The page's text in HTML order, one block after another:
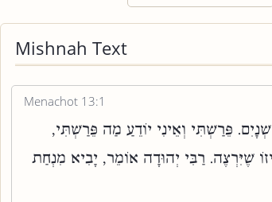
Mishnah Text
Menachot 13:1
פֵּרַשְׁתִּי וְאֵינִי יוֹדֵעַ מַה פֵּרַשְׁתִּי,
שֶׁיִּרְצֶה. רַבִּי יְהוּדָה אוֹמֵר, יָבִיא מִנְחַת